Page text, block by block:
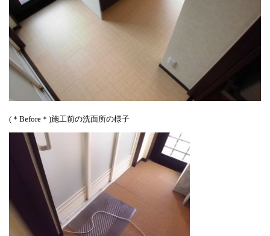
(＊Before＊)施工前の洗面所の様子